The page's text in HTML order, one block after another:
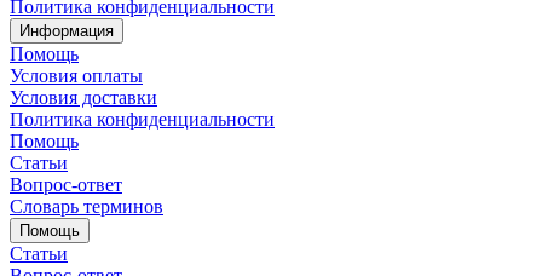
Политика конфиденциальности
Информация
Помощь
Условия оплаты
Условия доставки
Политика конфиденциальности
Помощь
Статьи
Вопрос-ответ
Словарь терминов
Помощь
Статьи